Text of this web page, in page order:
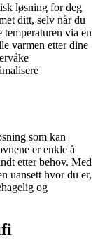
løsning for deg
ditt, selv når du
via en
varmen etter dine
som kan
er enkle å
etter behov. Med
uansett hvor du er,
og